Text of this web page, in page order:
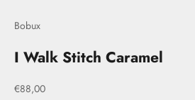
Bobux
I Walk Stitch Caramel
Prix de vente
€88,00